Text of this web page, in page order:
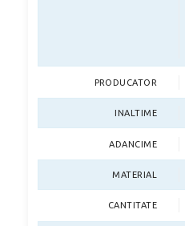
PRODUCATOR
INALTIME
ADANCIME
MATERIAL
CANTITATE